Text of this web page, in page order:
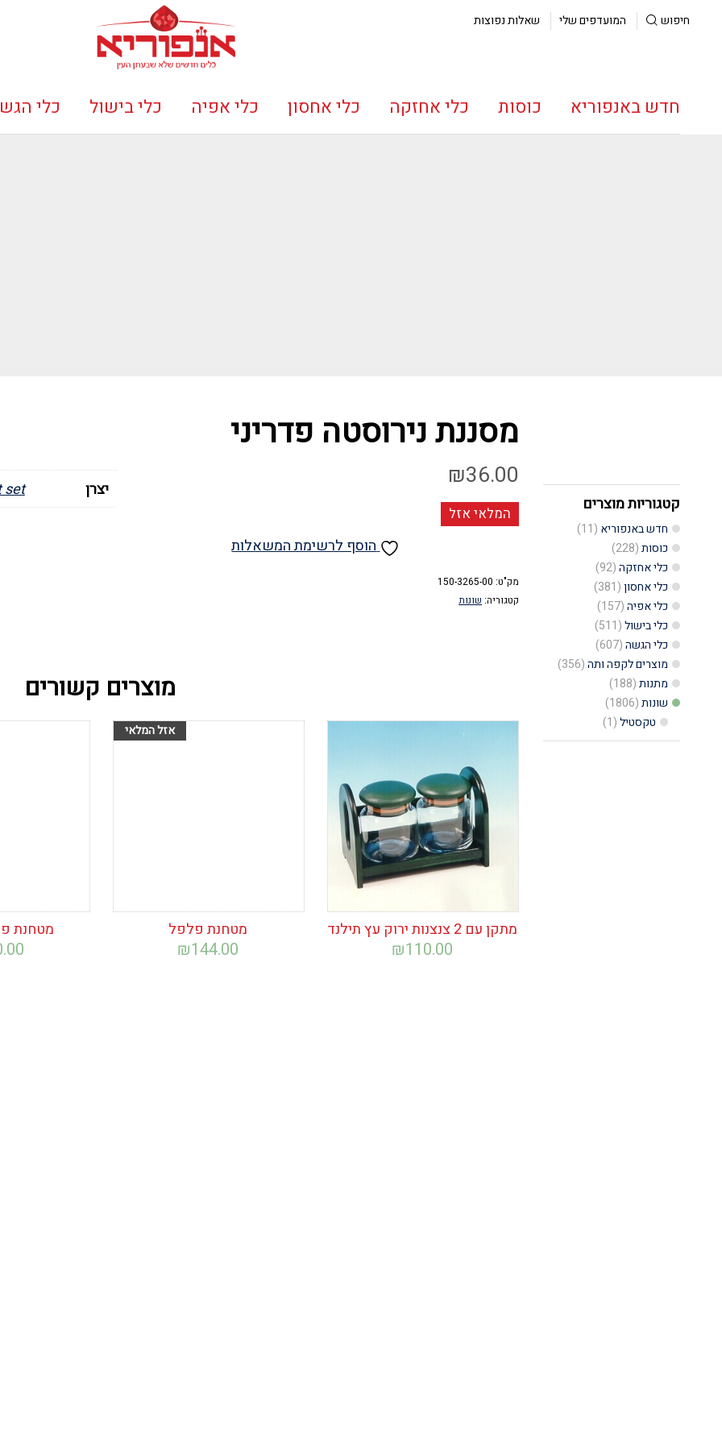
חיפוש המועדפים שלי שאלות נפוצות
חדש באנפוריא כוסות כלי אחזקה כלי אחסון כלי אפיה כלי בישול כלי
קטגוריות מוצרים
חדש באנפוריא (11)
כוסות(228)
כלי אחזקה(92)
כלי אחסון(381)
כלי אפיה(157)
כלי בישול(511)
כלי הגשה(607)
מוצרים לקפה ותה(356)
מתנות(188)
שונות(1806)
טקסטיל(1)
מסננת נירוסטה פדריני
₪36.00
המלאי אזל
הוסף לרשימת המשאלות
מק"ט: 150-3265-00
קטגוריה: שונות
יצרן set
מוצרים קשורים
מתקן עם 2 צנצנות ירוק עץ תילנד
₪110.00
מטחנת פלפל
₪144.00
מטחנת